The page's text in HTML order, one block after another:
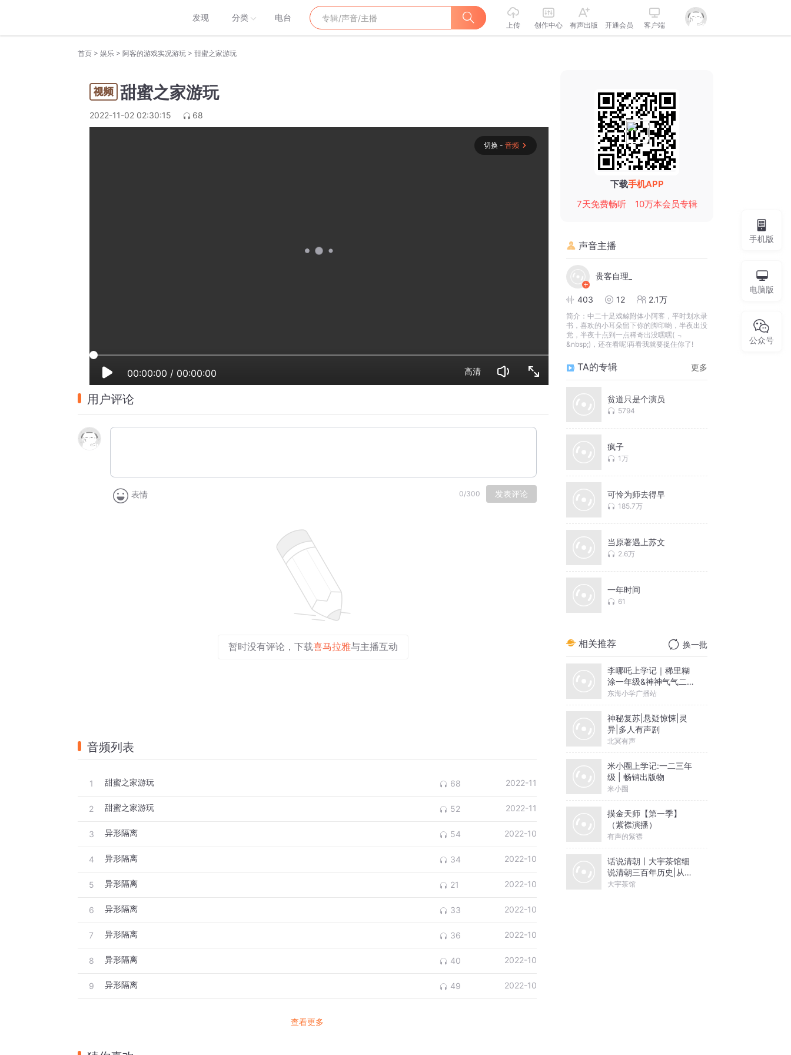
发现 分类 电台
上传 创作中心 有声出版 开通会员 客户端
首页 > 娱乐 > 阿客的游戏实况游玩 > 甜蜜之家游玩
甜蜜之家游玩
2022-11-02 02:30:15 68
切换 - 音频
00:00:00 / 00:00:00 高清
用户评论
表情 0/300 发表评论
暂时没有评论，下载喜马拉雅与主播互动
音频列表
1 甜蜜之家游玩 68 2022-11
2 甜蜜之家游玩 52 2022-11
3 异形隔离 54 2022-10
4 异形隔离 34 2022-10
5 异形隔离 21 2022-10
6 异形隔离 33 2022-10
7 异形隔离 36 2022-10
8 异形隔离 40 2022-10
9 异形隔离 49 2022-10
查看更多
下载手机APP
7天免费畅听
10万本会员专辑
声音主播
贵客自理_
403 12 2.1万
简介： 中二十足戏鲸附体小阿客，平时划水录
书，喜欢的小耳朵留下你的脚印哟，半夜出没
党，半夜十点到一点稀奇出没嘿嘿( ﹃
&nbsp;)，还在看呢!再看我就要捉住你了!
TA的专辑 更多
贫道只是个演员
5794
疯子
1万
可怜为师去得早
185.7万
当原著遇上苏文
2.6万
一年时间
61
相关推荐 换一批
李哪吒上学记｜稀里糊
涂一年级&神神气气二年
级
东海小学广播站
神秘复苏|悬疑惊悚|灵
异|多人有声剧
北冥有声
米小圈上学记:一二三年
级 | 畅销出版物
米小圈
摸金天师【第一季】
（紫襟演播）
有声的紫襟
话说清朝丨大宇茶馆细
说清朝三百年历史|从努
尔哈赤到末代皇帝溥仪|
大宇茶馆
手机版
电脑版
公众号